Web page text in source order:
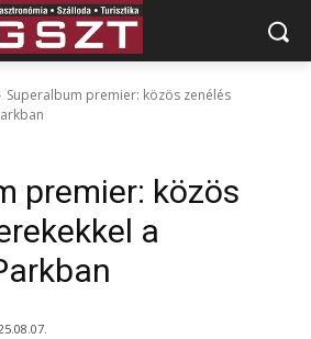
Superalbum premier: közös zenélés
premier: közös
a